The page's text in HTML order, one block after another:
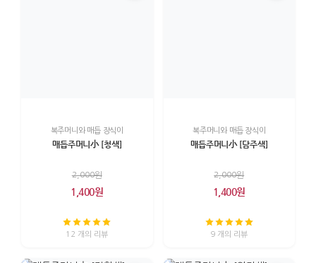
복주머니와 매듭 장식이
매듭주머니小 [청색]
2,000원
1,400원
12 개의 리뷰
복주머니와 매듭 장식이
매듭주머니小 [담주색]
2,000원
1,400원
9 개의 리뷰